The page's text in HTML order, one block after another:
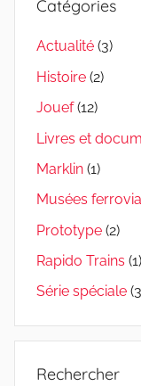
Catégories
Actualité (3)
Histoire (2)
Jouef(12)
Livres et
Marklin (1)
Musées
Prototype (2)
Rapido Trains (1)
Série spéciale
Rechercher